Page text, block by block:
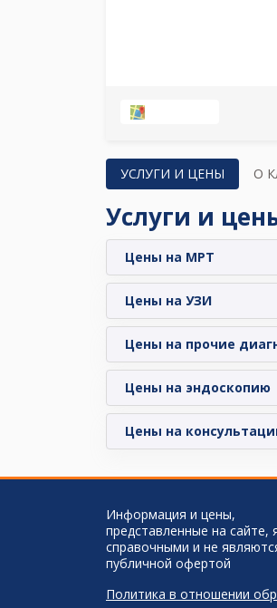
УСЛУГИ И ЦЕНЫ О
Услуги и
Цены на МРТ
Цены на УЗИ
Цены на прочие
Цены на эндоскопию
Цены на
Информация и цены,
представленные на сайте,
справочными и не
публичной офертой
Политика в отношении